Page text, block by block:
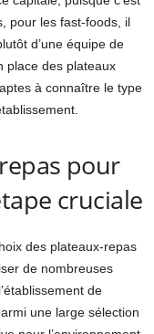
pour les fast-foods, il
d’une équipe de
place des plateaux
à connaître le type
pour
cruciale
des plateaux-repas
de nombreuses
de
une large sélection